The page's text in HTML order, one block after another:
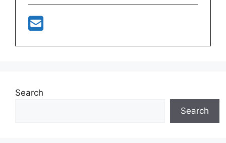
Search
Search